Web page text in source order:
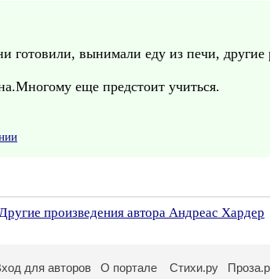
вынимали еду из печи, другие
еще предстоит учиться.
произведения автора Андреас Хардер
для авторов О портале Стихи.ру